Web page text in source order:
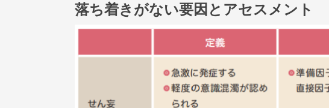
落ち着きがない要因とアセスメント